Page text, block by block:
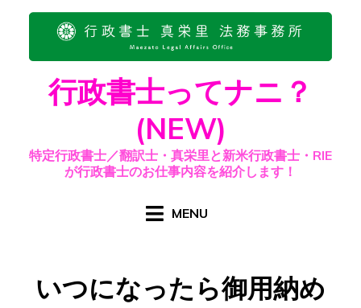
行政書士ってナニ？
(NEW)
特定行政書士／翻訳士・真栄里と新米行政書士・RIE
が行政書士のお仕事内容を紹介します！
MENU
いつになったら御用納め